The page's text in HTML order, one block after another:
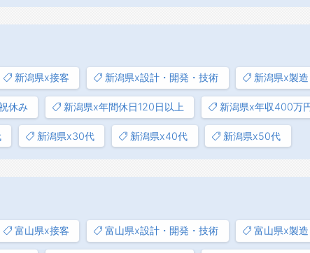
新潟県x接客 新潟県x設計・開発・技術 新潟県x製
休み 新潟県x年間休日120日以上 新潟県x年収400万
新潟県x30代 新潟県x40代 新潟県x50代
富山県x接客 富山県x設計・開発・技術 富山県x製